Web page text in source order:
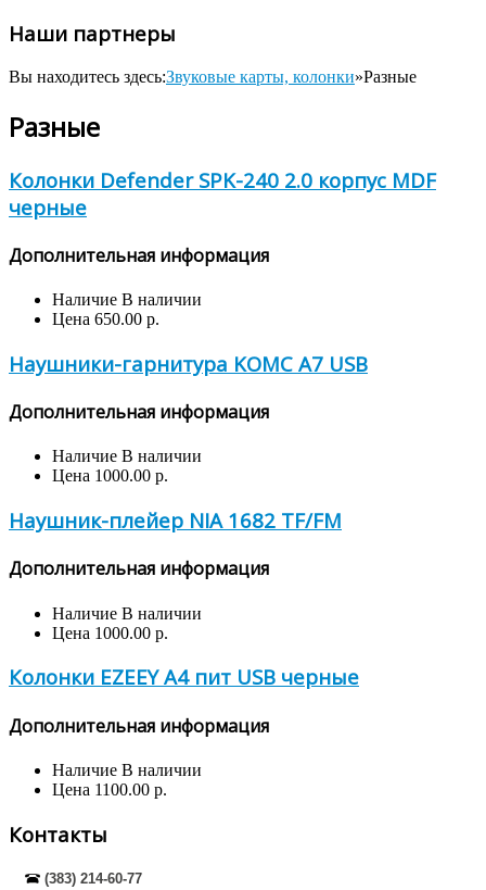
Наши партнеры
Вы находитесь здесь:Звуковые карты, колонки»Разные
Разные
Колонки Defender SPK-240 2.0 корпус MDF
черные
Дополнительная информация
Наличие В наличии
Цена 650.00 р.
Наушники-гарнитура KOMC A7 USB
Дополнительная информация
Наличие В наличии
Цена 1000.00 р.
Наушник-плейер NIA 1682 TF/FM
Дополнительная информация
Наличие В наличии
Цена 1000.00 р.
Колонки EZEEY A4 пит USB черные
Дополнительная информация
Наличие В наличии
Цена 1100.00 р.
Контакты
(383) 214-60-77